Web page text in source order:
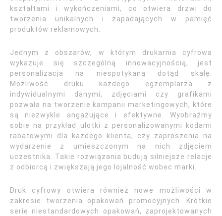
kształtami i wykończeniami, co otwiera drzwi do
tworzenia unikalnych i zapadających w pamięć
produktów reklamowych.
Jednym z obszarów, w którym drukarnia cyfrowa
wykazuje się szczególną innowacyjnością, jest
personalizacja na niespotykaną dotąd skalę.
Możliwość druku każdego egzemplarza z
indywidualnymi danymi, zdjęciami czy grafikami
pozwala na tworzenie kampanii marketingowych, które
są niezwykle angażujące i efektywne. Wyobraźmy
sobie na przykład ulotki z personalizowanymi kodami
rabatowymi dla każdego klienta, czy zaproszenia na
wydarzenie z umieszczonym na nich zdjęciem
uczestnika. Takie rozwiązania budują silniejsze relacje
z odbiorcą i zwiększają jego lojalność wobec marki.
Druk cyfrowy otwiera również nowe możliwości w
zakresie tworzenia opakowań promocyjnych. Krótkie
serie niestandardowych opakowań, zaprojektowanych